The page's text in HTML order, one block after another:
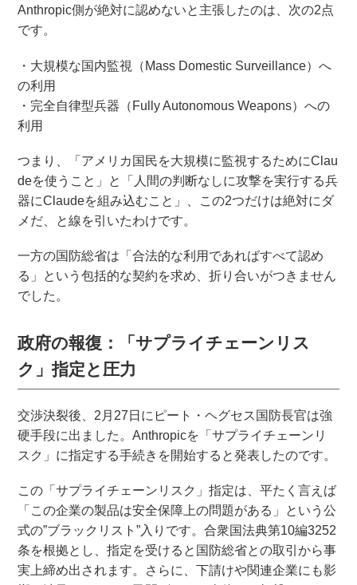
Anthropic側が絶対に認めないと主張したのは、次の2点
です。
・大規模な国内監視（Mass Domestic Surveillance）へ
の利用
・完全自律型兵器（Fully Autonomous Weapons）への
利用
つまり、「アメリカ国民を大規模に監視するためにClau
deを使うこと」と「人間の判断なしに攻撃を実行する兵
器にClaudeを組み込むこと」、この2つだけは絶対にダ
メだ、と線を引いたわけです。
一方の国防総省は「合法的な利用であればすべて認め
る」という包括的な契約を求め、折り合いがつきません
でした。
政府の報復：「サプライチェーンリス
ク」指定と圧力
交渉決裂後、2月27日にピート・ヘグセス国防長官は強
硬手段に出ました。Anthropicを「サプライチェーンリ
スク」に指定する手続きを開始すると発表したのです。
この「サプライチェーンリスク」指定は、平たく言えば
「この企業の製品は安全保障上の問題がある」という公
式の”ブラックリスト”入りです。合衆国法典第10編3252
条を根拠とし、指定を受けると国防総省との取引から事
実上締め出されます。さらに、下請けや関連企業にも影